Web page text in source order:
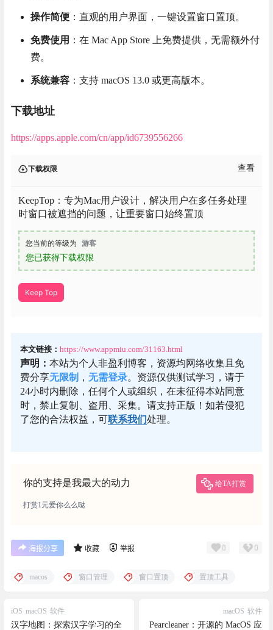
操作简便 ：直观的用户界面，一键设置窗口置顶。
免费使用 ：在 Mac App Store 上免费提供，无需额外付
费。
系统兼容 ：支持 macOS 13.0 或更高版本。
下载地址
https://apps.apple.com/cn/app/id6739556266
下载权限 查看
KeepTop：专为Mac用户设计，解决用户在多任务处理
时窗口被遮挡的问题，让重要窗口始终置顶
您当前的等级为 游客
您已获得下载权限
Keep Top
本文链接： https://www.appmiu.com/31163.html
声明： 本站为个人非盈利博客，资源均网络收集且免
费分享无限制 ， 无需登录。资源仅供测试学习，请于
24小时内删除，任何个人或组织，在未征得本站同意
时，禁止复制、盗用、采集。请支持正版！如若侵犯
了您的合法权益，可联系我们处理。
你的支持是我最大的动力 给TA打赏
打赏1元爱你么么哒
海报分享 收藏 举报 0 0
macos 窗口管理 窗口置顶 置顶工具
iOS macOS 软件
汉字地图：探索汉字学习的全
macOS 软件
Pearcleaner：开源的 MacOS 应